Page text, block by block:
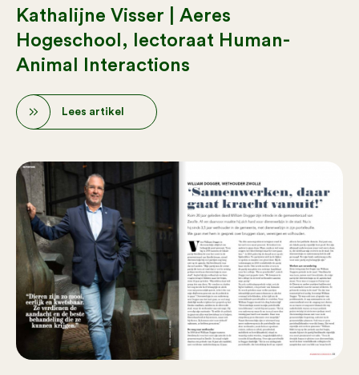
Kathalijne Visser | Aeres
Hogeschool, lectoraat Human-
Animal Interactions
Lees artikel